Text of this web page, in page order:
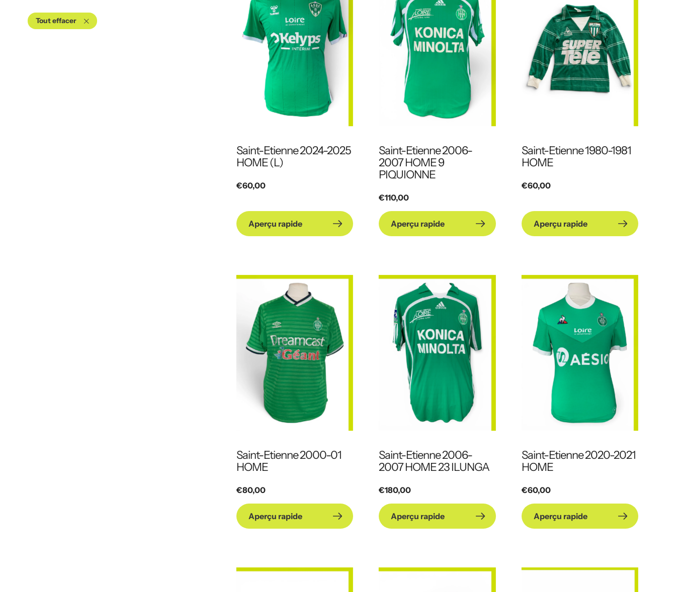
Tout effacer
Saint-Etienne 2024-2025
HOME (L)
Prix
habituel
€60,00
Aperçu rapide
Saint-Etienne 2006-
2007 HOME 9
PIQUIONNE
Prix
habituel
€110,00
Aperçu rapide
Saint-Etienne 1980-1981
HOME
Prix
habituel
€60,00
Aperçu rapide
Saint-Etienne 2000-01
HOME
Prix
habituel
€80,00
Aperçu rapide
Saint-Etienne 2006-
2007 HOME 23 ILUNGA
Prix
habituel
€180,00
Aperçu rapide
Saint-Etienne 2020-2021
HOME
Prix
habituel
€60,00
Aperçu rapide